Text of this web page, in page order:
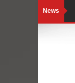
News